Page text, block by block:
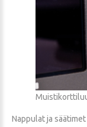
Nappulat ja